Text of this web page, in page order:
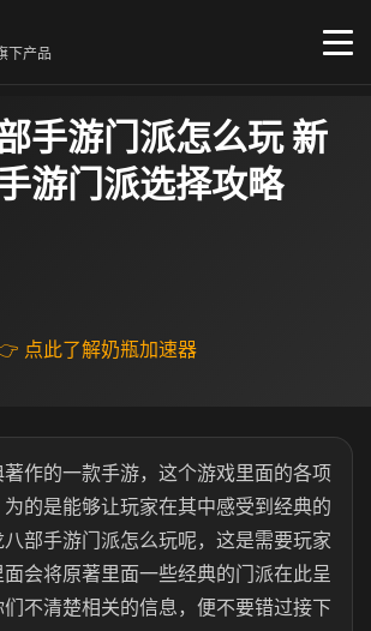
下产品
手游门派怎么玩 新
游门派选择攻略
点此了解奶瓶加速器
作的一款手游，这个游戏里面的各项
的是能够让玩家在其中感受到经典的
部手游门派怎么玩呢，这是需要玩家
会将原著里面一些经典的门派在此呈
不清楚相关的信息，便不要错过接下